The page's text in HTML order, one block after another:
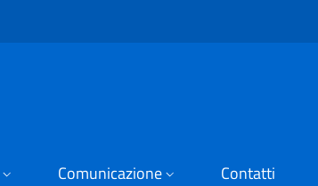
Comunicazione Contatti